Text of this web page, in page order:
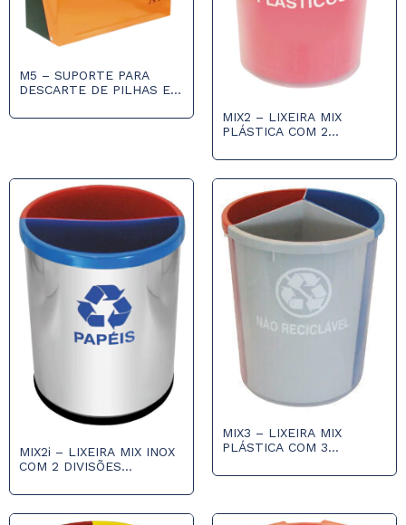
M5 – SUPORTE PARA
DESCARTE DE PILHAS E
MIX2 – LIXEIRA MIX
PLÁSTICA COM 2
SELETIVA
MIX2i – LIXEIRA MIX INOX
COM 2 DIVISÕES
MIX3 – LIXEIRA MIX
PLÁSTICA COM 3
SELETIVA